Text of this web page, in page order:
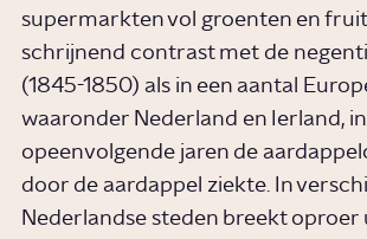
supermarkten vol groenten en
schrijnend contrast met de
(1845-1850) als in een aantal
waaronder Nederland en Ierland, in
opeenvolgende jaren de
door de aardappel ziekte. In
Nederlandse steden breekt oproer